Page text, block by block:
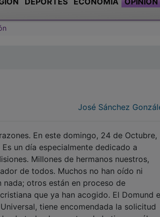
En este domingo, 24 de Octubre,
un día especialmente dedicado a
de todos. Muchos no han oído ni
otros están en proceso de
que ya han acogido. El Domund es
tiene encomendada la solicitud
todos los puntos de la tierra; a él y a
equitativamente los recursos de que
Solamente contando con nuestra